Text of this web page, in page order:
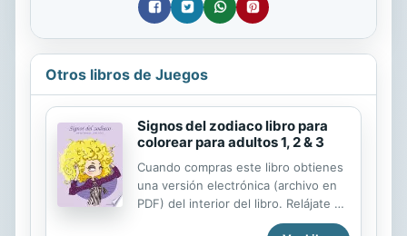
Otros libros de Juegos
Signos del zodiaco libro para
colorear para adultos 1, 2 & 3
Cuando compras este libro obtienes
una versión electrónica (archivo en
PDF) del interior del libro. Relájate y
anímate con este libro para colorear